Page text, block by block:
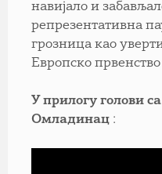
навијало и
репрезентативна
грозница као
Европско
У прилогу голови
Омладинац :